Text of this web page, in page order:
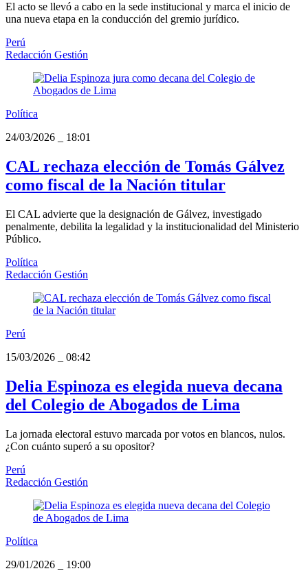
El acto se llevó a cabo en la sede institucional y marca el inicio de
una nueva etapa en la conducción del gremio jurídico.
Perú
Redacción Gestión
Política
24/03/2026
18:01
CAL rechaza elección de Tomás Gálvez
como fiscal de la Nación titular
El CAL advierte que la designación de Gálvez, investigado
penalmente, debilita la legalidad y la institucionalidad del Ministerio
Público.
Política
Redacción Gestión
Perú
15/03/2026
08:42
Delia Espinoza es elegida nueva decana
del Colegio de Abogados de Lima
La jornada electoral estuvo marcada por votos en blancos, nulos.
¿Con cuánto superó a su opositor?
Perú
Redacción Gestión
Política
29/01/2026
19:00